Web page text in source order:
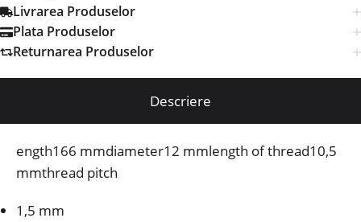
Livrarea Produselor
Plata Produselor
Returnarea Produselor
Descriere
ength166 mmdiameter12 mmlength of thread10,5
mmthread pitch
1,5 mm